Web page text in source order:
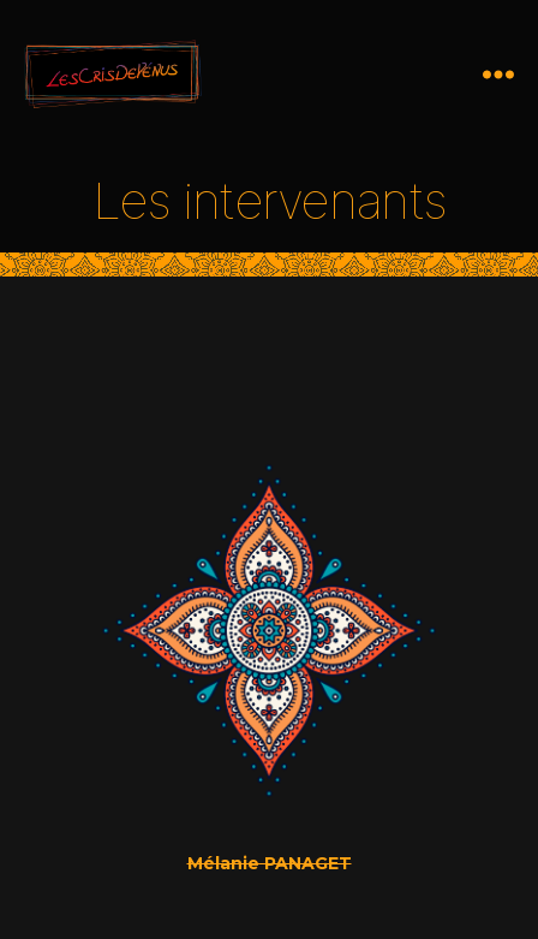
Les intervenants
Mélanie PANAGET